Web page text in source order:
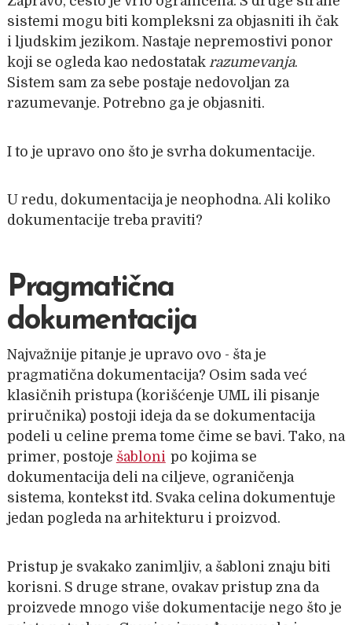
sistemi mogu biti kompleksni za objasniti ih čak
i ljudskim jezikom. Nastaje nepremostivi ponor
koji se ogleda kao nedostatak razumevanja.
Sistem sam za sebe postaje nedovoljan za
razumevanje. Potrebno ga je objasniti.
I to je upravo ono što je svrha dokumentacije.
U redu, dokumentacija je neophodna. Ali koliko
dokumentacije treba praviti?
Pragmatična
dokumentacija
Najvažnije pitanje je upravo ovo - šta je
pragmatična dokumentacija? Osim sada već
klasičnih pristupa (korišćenje UML ili pisanje
priručnika) postoji ideja da se dokumentacija
podeli u celine prema tome čime se bavi. Tako, na
primer, postoje šabloni po kojima se
dokumentacija deli na ciljeve, ograničenja
sistema, kontekst itd. Svaka celina dokumentuje
jedan pogleda na arhitekturu i proizvod.
Pristup je svakako zanimljiv, a šabloni znaju biti
korisni. S druge strane, ovakav pristup zna da
proizvede mnogo više dokumentacije nego što je